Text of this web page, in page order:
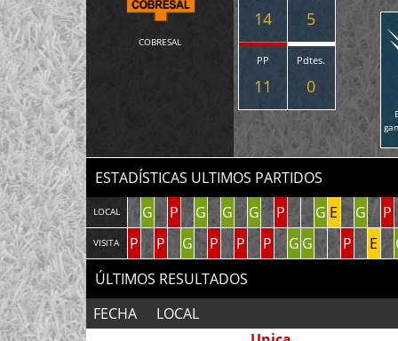
COBRESAL
14 5
PP
11
Pdtes.
0
ESTADÍSTICAS ULTIMOS PARTIDOS
LOCAL G P G G G P G E G P
VISITA P P G P P P G G P E
ÚLTIMOS RESULTADOS
FECHA
LOCAL